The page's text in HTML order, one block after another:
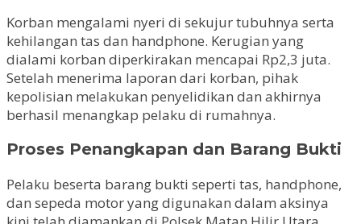
Korban mengalami nyeri di sekujur tubuhnya serta
kehilangan tas dan handphone. Kerugian yang
dialami korban diperkirakan mencapai Rp2,3 juta.
Setelah menerima laporan dari korban, pihak
kepolisian melakukan penyelidikan dan akhirnya
berhasil menangkap pelaku di rumahnya.
Proses Penangkapan dan Barang Bukti
Pelaku beserta barang bukti seperti tas, handphone,
dan sepeda motor yang digunakan dalam aksinya